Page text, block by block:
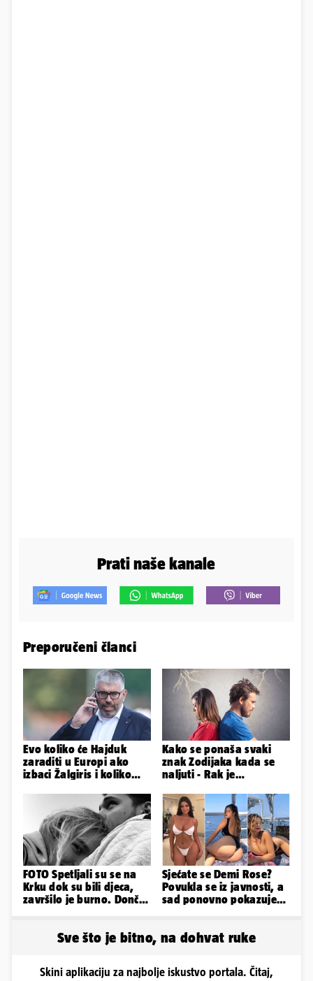
Prati naše kanale
Preporučeni članci
Evo koliko će Hajduk
zaraditi u Europi ako
izbaci Žalgiris i koliko
Kako se ponaša svaki
znak Zodijaka kada se
naljuti - Rak je
oprašta
FOTO Spetljali su se na
Krku dok su bili djeca,
završilo je burno. Dončić
Sjećate se Demi Rose?
Povukla se iz javnosti, a
sad ponovno pokazuje
Sve što je bitno, na dohvat ruke
Skini aplikaciju za najbolje iskustvo portala. Čitaj,